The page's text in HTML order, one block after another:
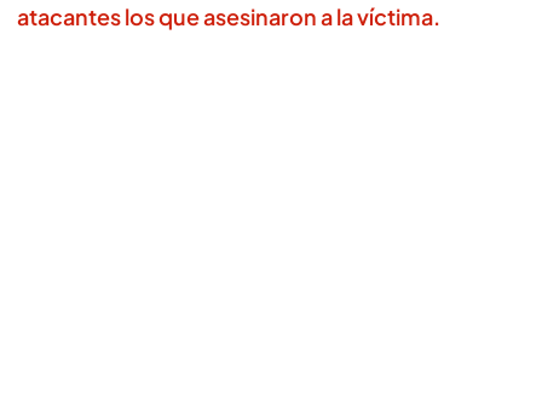
atacantes los que asesinaron a la víctima.